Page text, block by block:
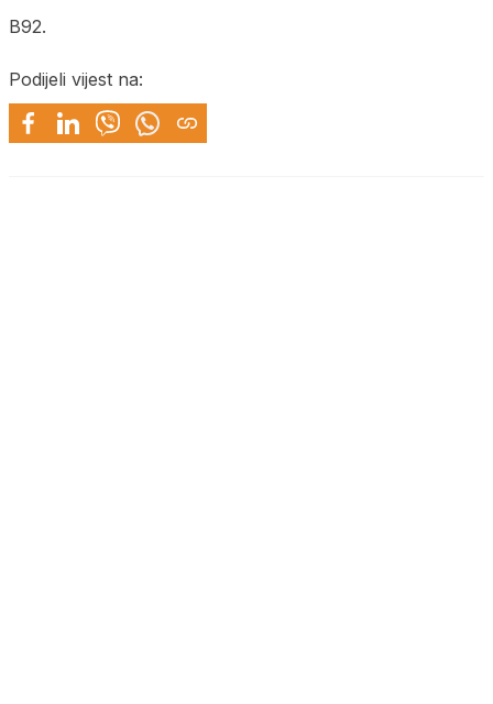
B92.
Podijeli vijest na: